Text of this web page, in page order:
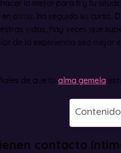
lo mejor para ti y tu
otros, ha seguido su curso.
vidas, hay veces que
de la experiencia sea mejor
de que tu alma gemela
Contenido
contacto